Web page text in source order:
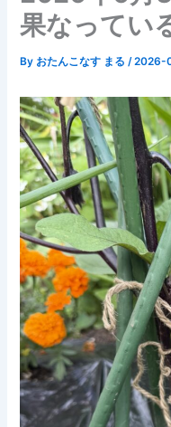
果なってい
By おたんこなす まる/2026-